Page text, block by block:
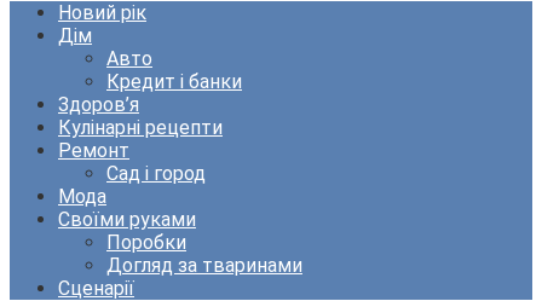
Новий рік
Дім
Авто
Кредит і банки
Здоров’я
Кулінарні рецепти
Ремонт
Сад і город
Мода
Своїми руками
Поробки
Догляд за тваринами
Сценарії